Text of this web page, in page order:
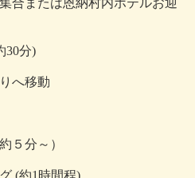
30分)
へ移動
５分～）
(約1時間程)